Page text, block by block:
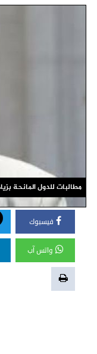
مطالبات للدول المانحة
فيسبوك
واتس آب